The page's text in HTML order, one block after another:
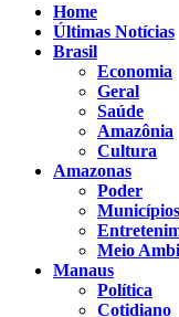
Home
Últimas Notícias
Brasil
Economia
Geral
Saúde
Amazônia
Cultura
Amazonas
Poder
Municípios
Meio
Manaus
Política
Cotidiano